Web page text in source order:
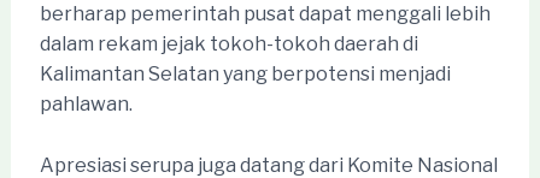
berharap pemerintah pusat dapat menggali lebih
dalam rekam jejak tokoh-tokoh daerah di
Kalimantan Selatan yang berpotensi menjadi
pahlawan.
Apresiasi serupa juga datang dari Komite Nasional